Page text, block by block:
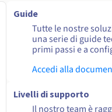
Guide
Tutte le nostre
una serie di guide
primi passi e a
Accedi alla
Livelli di supporto
Il nostro team è